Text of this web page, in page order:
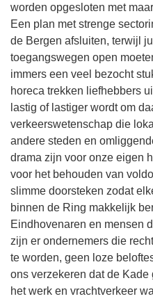
worden opgesloten met
Een plan met strenge
de Bergen afsluiten, terwijl
toegangswegen open
immers een veel bezocht
horeca trekken liefhebbers
lastig of lastiger wordt om
verkeerswetenschap die
andere steden en
drama zijn voor onze eigen
voor het behouden van
slimme doorsteken zodat
binnen de Ring makkelijk
Eindhovenaren en mensen
zijn er ondernemers die
te worden, geen loze
ons verzekeren dat de
het werk en vrachtverkeer